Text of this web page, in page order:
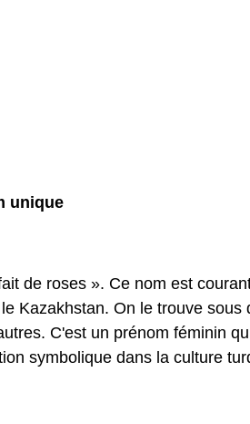
unique
de roses ». Ce nom est
Kazakhstan. On le trouve sous
C'est un prénom féminin
symbolique dans la culture